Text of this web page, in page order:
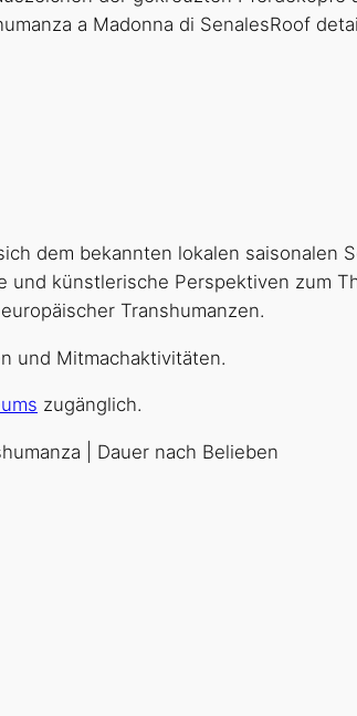
dem bekannten lokalen saisonalen
künstlerische Perspektiven zum
Transhumanzen.
und Mitmachaktivitäten.
zugänglich.
| Dauer nach Belieben